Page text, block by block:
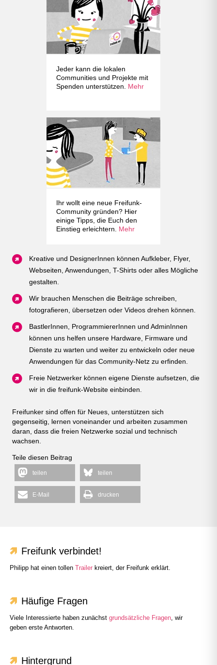
Jeder kann die lokalen
Communities und Projekte mit
Spenden unterstützen. Mehr
Ihr wollt eine neue Freifunk-
Community gründen? Hier
einige Tipps, die Euch den
Einstieg erleichtern. Mehr
Kreative und DesignerInnen können Aufkleber, Flyer,
Webseiten, Anwendungen, T-Shirts oder alles Mögliche
gestalten.
Wir brauchen Menschen die Beiträge schreiben,
fotografieren, übersetzen oder Videos drehen können.
BastlerInnen, ProgrammiererInnen und AdminInnen
können uns helfen unsere Hardware, Firmware und
Dienste zu warten und weiter zu entwickeln oder neue
Anwendungen für das Community-Netz zu erfinden.
Freie Netzwerker können eigene Dienste aufsetzen, die
wir in die freifunk-Website einbinden.
Freifunker sind offen für Neues, unterstützen sich
gegenseitig, lernen voneinander und arbeiten zusammen
daran, dass die freien Netzwerke sozial und technisch
wachsen.
Teile diesen Beitrag
teilen teilen
E-Mail drucken
Freifunk verbindet!
Philipp hat einen tollen Trailer kreiert, der Freifunk erklärt.
Häufige Fragen
Viele Interessierte haben zunächst grundsätzliche Fragen, wir
geben erste Antworten.
Hintergrund